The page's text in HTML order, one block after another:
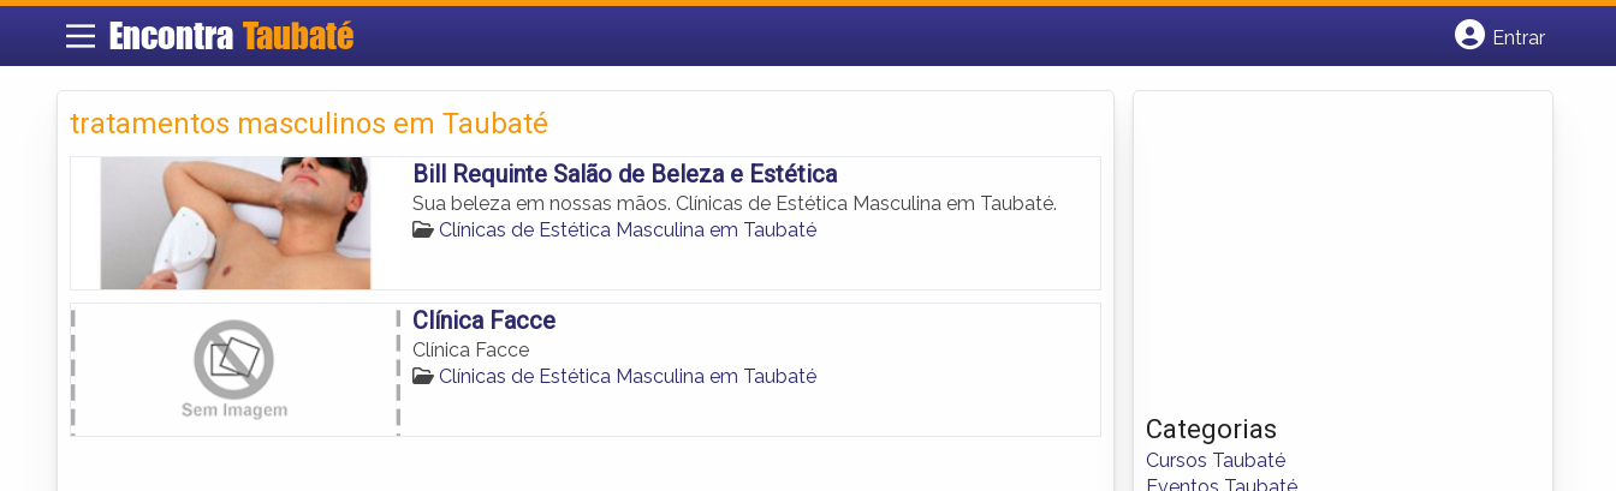
Encontra Taubaté
Entrar
tratamentos masculinos em Taubaté
Bill Requinte Salão de Beleza e Estética
Sua beleza em nossas mãos. Clínicas de Estética Masculina em Taubaté.
Clínicas de Estética Masculina em Taubaté
Clínica Facce
Clínica Facce
Clínicas de Estética Masculina em Taubaté
Categorias
Cursos Taubaté
Eventos Taubaté